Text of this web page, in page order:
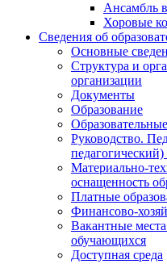
Ансамбль
Хоровые
Сведения об
Основные
Структура и
организации
Документы
Образование
Руководство.
педагогический)
Материально-
оснащенность
Платные
Финансово-
Вакантные
обучающихся
Доступная среда